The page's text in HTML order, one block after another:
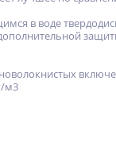
в воде
м3